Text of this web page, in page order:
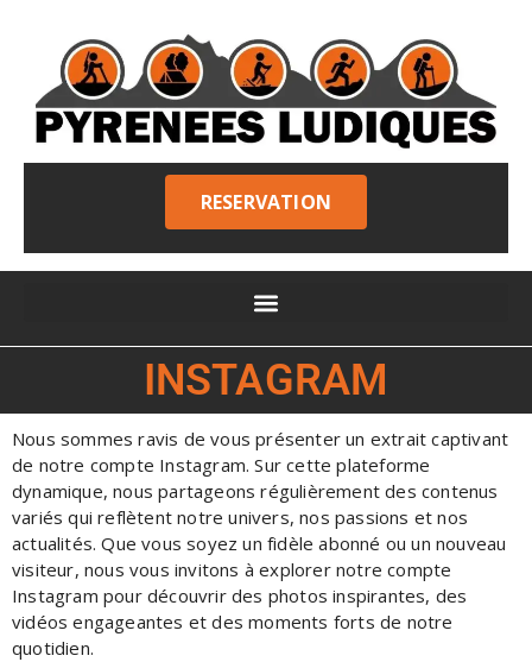
RESERVATION
INSTAGRAM
Nous sommes ravis de vous présenter un extrait captivant
de notre compte Instagram. Sur cette plateforme
dynamique, nous partageons régulièrement des contenus
variés qui reflètent notre univers, nos passions et nos
actualités. Que vous soyez un fidèle abonné ou un nouveau
visiteur, nous vous invitons à explorer notre compte
Instagram pour découvrir des photos inspirantes, des
vidéos engageantes et des moments forts de notre
quotidien.